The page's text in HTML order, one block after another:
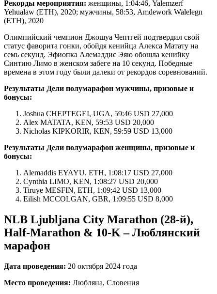
Рекорды мероприятия: женщины, 1:04:46, Yalemzerf
Yehualaw (ETH), 2020; мужчины, 58:53, Amdework Walelegn
(ETH), 2020
Олимпийский чемпион Джошуа Чептгей подтвердил свой
статус фаворита гонки, обойдя кенийца Алекса Матату на
семь секунд. Эфиопка Алемаддис Эяю обошла кенийку
Синтию Лимо в женском забеге на 10 секунд. Победные
времена в этом году были далеки от рекордов соревнований.
Результаты Дели полумарафон мужчины, призовые и
бонусы:
Joshua CHEPTEGEI, UGA, 59:46 USD 27,000
Alex MATATA, KEN, 59:53 USD 20,000
Nicholas KIPKORIR, KEN, 59:59 USD 13,000
Результаты Дели полумарафон женщины, призовые и
бонусы:
Alemaddis EYAYU, ETH, 1:08:17 USD 27,000
Cynthia LIMO, KEN, 1:08:27 USD 20,000
Tiruye MESFIN, ETH, 1:09:42 USD 13,000
Eilish MCCOLGAN, GBR, 1:09:55 USD 8,000
NLB Ljubljana City Marathon (28-й),
Half-Marathon & 10-K – Люблянский
марафон
Дата проведения: 20 октября 2024 года
Место проведения: Любляна, Словения